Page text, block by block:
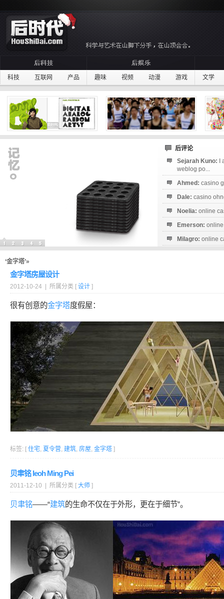
科技 互联网 产品 趣味 视频 动漫 游戏 文学
后评论
Sejarah Kuno:
weblog po...
Ahmed: casino
Dale: casino
Noelia: online
Emerson:
Milagro: online
‘金字塔’»
金字塔房屋设计
2012-10-24 | 所属分类 [ 设计 ]
很有创意的金字塔度假屋：
标签: [ 住宅, 夏令营, 建筑, 房屋, 金字塔 ]
贝聿铭 Ieoh Ming Pei
2011-12-10 | 所属分类 [ 大师 ]
贝聿铭——“建筑的生命不仅在于外形，更在于细节”。